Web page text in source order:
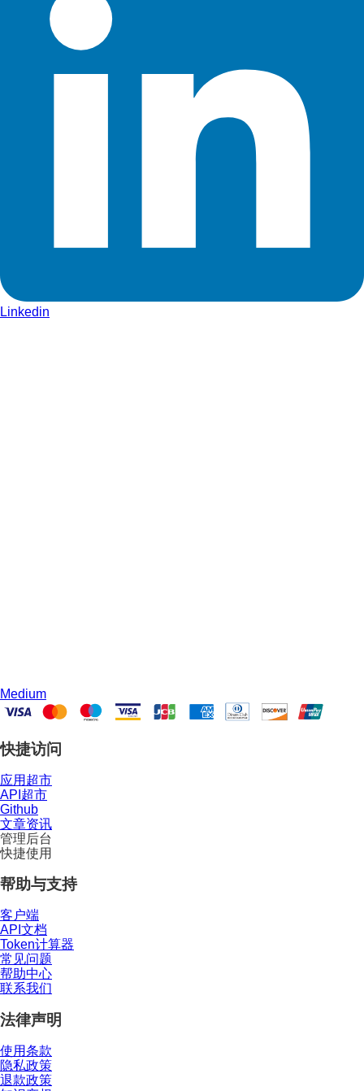
Linkedin
Medium
快捷访问
应用超市
API超市
Github
文章资讯
管理后台
快捷使用
帮助与支持
客户端
API文档
Token计算器
常见问题
帮助中心
联系我们
法律声明
使用条款
隐私政策
退款政策